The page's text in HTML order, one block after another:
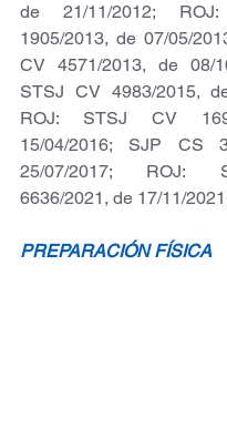
de 21/11/2012;
1905/2013, de 07/05/
CV 4571/2013, de 08/
STSJ CV 4983/2015,
ROJ: STSJ CV
15/04/2016; SJP CS
25/07/2017; ROJ:
6636/2021, de 17/11/
PREPARACIÓN FÍSICA